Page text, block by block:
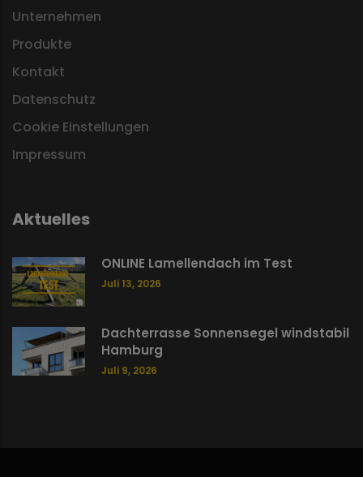
Unternehmen
Produkte
Kontakt
Datenschutz
Cookie Einstellungen
Impressum
Aktuelles
ONLINE Lamellendach im Test
Juli 13, 2026
Dachterrasse Sonnensegel windstabil
Hamburg
Juli 9, 2026